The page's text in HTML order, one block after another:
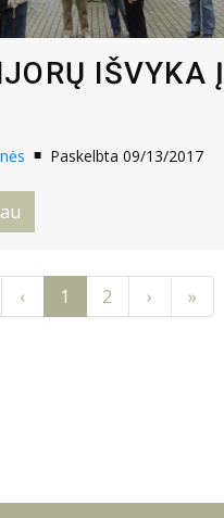
IŠVYKA Į
Paskelbta 09/13/2017
‹Previous
1 2 › Next»Next